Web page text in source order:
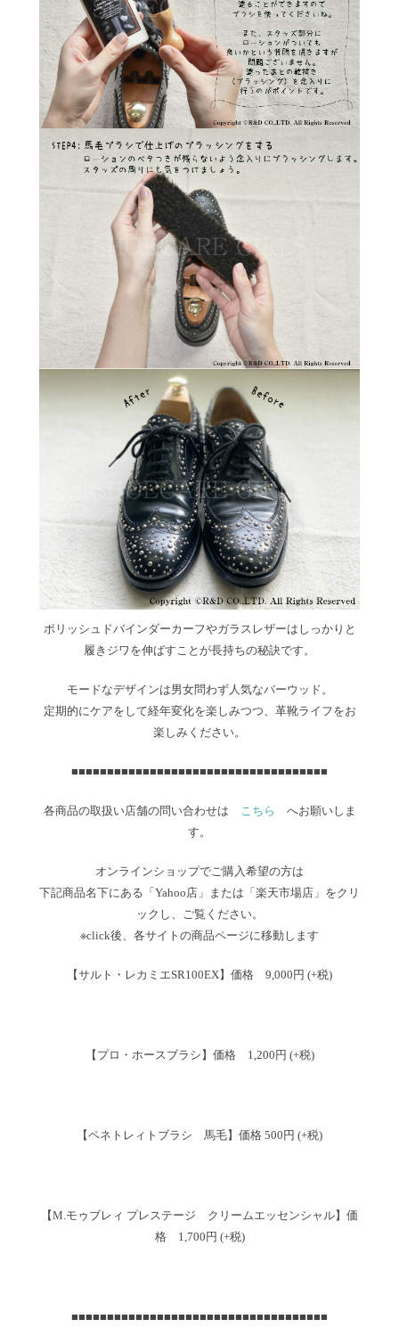
ポリッシュドバインダーカーフやガラスレザーはしっかりと
履きジワを伸ばすことが長持ちの秘訣です。
モードなデザインは男女問わず人気なバーウッド。
定期的にケアをして経年変化を楽しみつつ、革靴ライフをお
楽しみください。
■■■■■■■■■■■■■■■■■■■■■■■■■■■■■■■■■■■■
各商品の取扱い店舗の問い合わせは こちら へお願いしま
す。
オンラインショップでご購入希望の方は
下記商品名下にある「Yahoo店」または「楽天市場店」をクリ
ックし、ご覧ください。
※click後、各サイトの商品ページに移動します
【サルト・レカミエSR100EX】価格 9,000円 (+税)
【プロ・ホースブラシ】価格 1,200円 (+税)
【ペネトレィトブラシ 馬毛】価格 500円 (+税)
【M.モゥブレィ プレステージ クリームエッセンシャル】価
格 1,700円 (+税)
■■■■■■■■■■■■■■■■■■■■■■■■■■■■■■■■■■■■